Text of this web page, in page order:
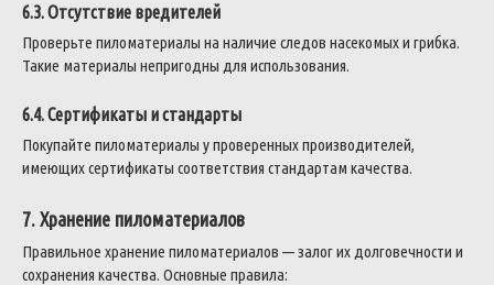
6.3. Отсутствие вредителей
Проверьте пиломатериалы на наличие следов насекомых и грибка.
Такие материалы непригодны для использования.
6.4. Сертификаты и стандарты
Покупайте пиломатериалы у проверенных производителей,
имеющих сертификаты соответствия стандартам качества.
7. Хранение пиломатериалов
Правильное хранение пиломатериалов — залог их долговечности и
сохранения качества. Основные правила: